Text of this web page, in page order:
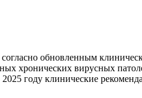
обновленным
хронических вирусных
году клинические